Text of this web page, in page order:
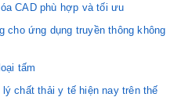
CAD phù hợp và tối ưu
cho ứng dụng truyền thông không
tấm
chất thải y tế hiện nay trên thế